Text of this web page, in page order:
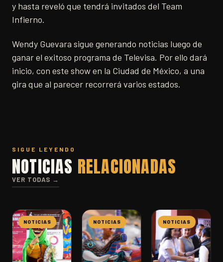
y hasta reveló que tendrá invitados del Team
Infierno.
Wendy Guevara sigue generando noticias luego de
ganar el exitoso programa de Televisa. Por ello dará
inicio, con este show en la Ciudad de México, a una
gira que al parecer recorrerá varios estados.
SIGUE LEYENDO
NOTICIAS RELACIONADAS
VER TODAS →
NOTICIAS NOTICIAS NOTICIAS